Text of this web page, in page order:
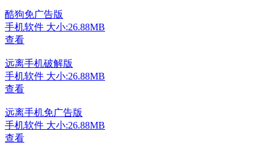
酷狗免广告版
手机软件 大小:26.88MB
查看
远离手机破解版
手机软件 大小:26.88MB
查看
远离手机免广告版
手机软件 大小:26.88MB
查看